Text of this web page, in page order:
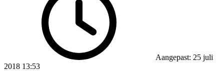
Aangepast: 25 juli
2018 13:53